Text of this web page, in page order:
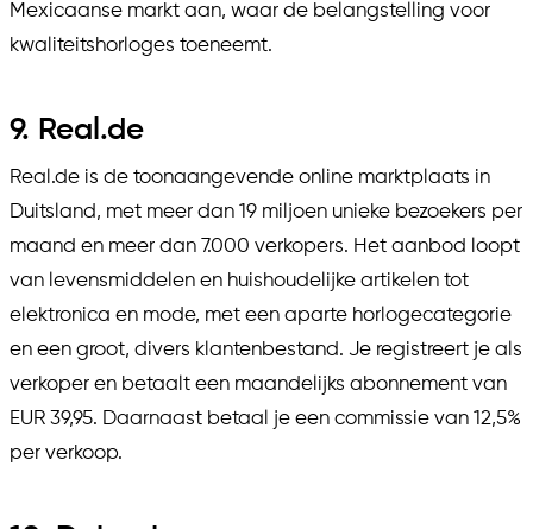
Mexicaanse markt aan, waar de belangstelling voor
kwaliteitshorloges toeneemt.
9. Real.de
Real.de is de toonaangevende online marktplaats in
Duitsland, met meer dan 19 miljoen unieke bezoekers per
maand en meer dan 7.000 verkopers. Het aanbod loopt
van levensmiddelen en huishoudelijke artikelen tot
elektronica en mode, met een aparte horlogecategorie
en een groot, divers klantenbestand. Je registreert je als
verkoper en betaalt een maandelijks abonnement van
EUR 39,95. Daarnaast betaal je een commissie van 12,5%
per verkoop.